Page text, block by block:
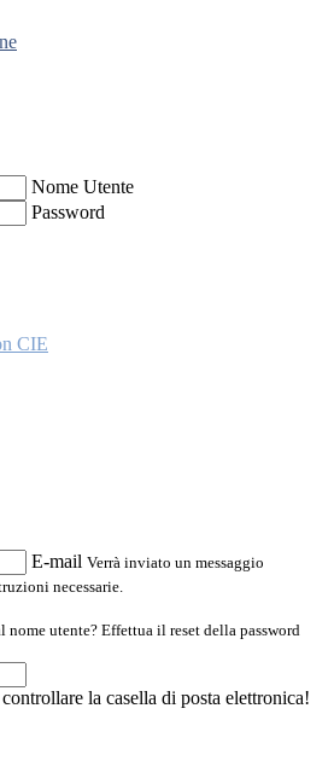
Nome Utente
Password
CIE
E-mail Verrà inviato un messaggio
necessarie.
nome utente? Effettua il reset della password
la casella di posta elettronica!